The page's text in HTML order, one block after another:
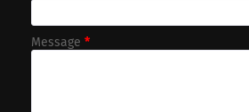
Message *